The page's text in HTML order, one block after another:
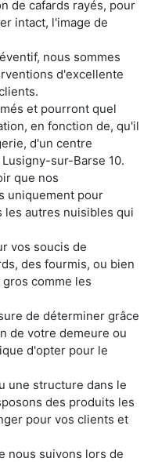
de cafards rayés, pour
intact, l'image de
nous sommes
d'excellente
et pourront quel
en fonction de, qu'il
d'un centre
sur-Barse 10.
que nos
uniquement pour
les autres nuisibles qui
vos soucis de
des fourmis, ou bien
comme les
de déterminer grâce
de votre demeure ou
d'opter pour le
une structure dans le
des produits les
pour vos clients et
nous suivons lors de